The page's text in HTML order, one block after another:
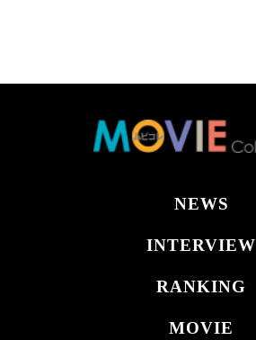
NEWS
INTERVIEW
RANKING
MOVIE